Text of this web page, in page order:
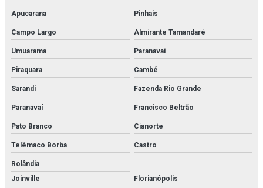
Instalação de fancoil em rio de janeiro
Instalação de reatores de fabricação
Instalação de trocador de calor
Instalação de trocadores de calor em rio de janeiro
Isolamento térmico tubulação
Isolamento térmico tubulação água quente
Apucarana Pinhais
Campo Largo Almirante Tamandaré
Umuarama Paranavaí
Piraquara Cambé
Sarandi Fazenda Rio Grande
Paranavaí Francisco Beltrão
Pato Branco Cianorte
Telêmaco Borba Castro
Rolândia
Joinville
Florianópolis